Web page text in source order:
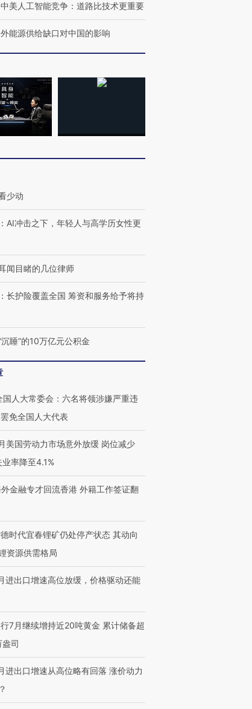
7万
含3种
视线｜被称为“蟑螂”的印
度Z世代 用街头抗争将教
育部长拱下台
飞地休达
链博
有意思的生活方式·第三对
住三大增长引擎是什么？
中美人工智能竞争：道路比技术更重要
能源供给缺口对中国的影响
少动
： AI冲击之下，年轻人与高学历女性更
闻目睹的几位律师
： 长护险覆盖全国 筹资和服务给予将持
沉睡”的10万亿元公积金
国人大常委会：六名将领涉嫌严重违
免全国人大代表
美国劳动力市场意外放缓 岗位减少
率降至4.1%
金融专才回流香港 外籍工作签证翻
时代宜春锂矿仍处停产状态 其动向
资源供需格局
进出口增速高位放缓，价格驱动还能
7月继续增持近20吨黄金 累计储备超
司
进出口增速从高位略有回落 涨价动力